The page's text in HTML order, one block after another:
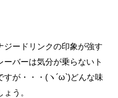
ジードリンクの印象が強す
バーは気分が乗らないト
すが・・・(ヽ´ω`)どんな味
う。